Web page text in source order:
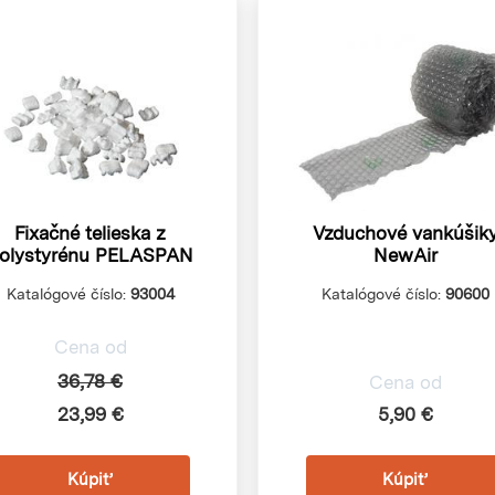
Fixačné telieska z
PELASPAN
Katalógové číslo: 93004
Cena od
36,78 €
23,99 €
Vzduchové
NewAir
Katalógové číslo: 90600
Cena od
5,90 €